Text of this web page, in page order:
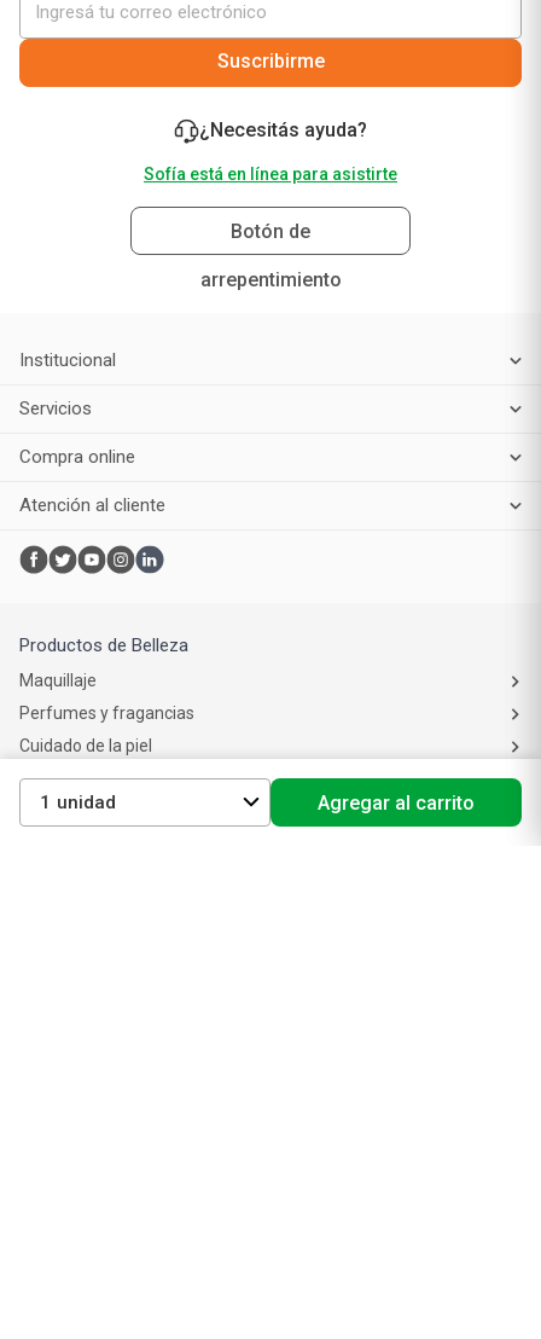
1 Agregar al carrito
Suscribirme
¿Necesitás ayuda?
Sofía está en línea para asistirte
Botón de
arrepentimiento
Institucional
Servicios
Compra online
Atención al cliente
Productos de Belleza
Maquillaje
Perfumes y fragancias
Cuidado de la piel
Cuidado capilar
Electro belleza